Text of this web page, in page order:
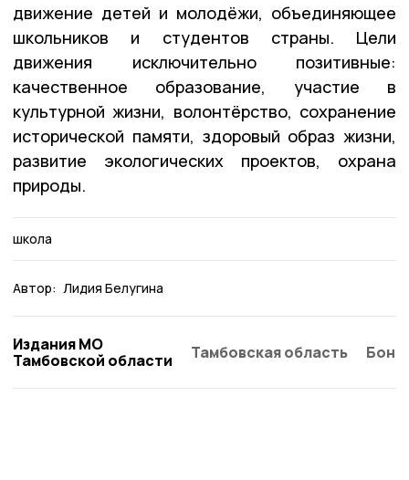
движение детей и молодёжи, объединяющее
школьников и студентов страны. Цели
движения исключительно позитивные:
качественное образование, участие в
культурной жизни, волонтёрство, сохранение
исторической памяти, здоровый образ жизни,
развитие экологических проектов, охрана
природы.
школа
Автор: Лидия Белугина
Издания МО
Тамбовской области
Тамбовская область